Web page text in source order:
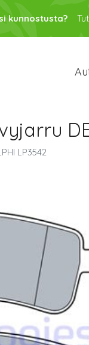
kunnostusta?
LP3542